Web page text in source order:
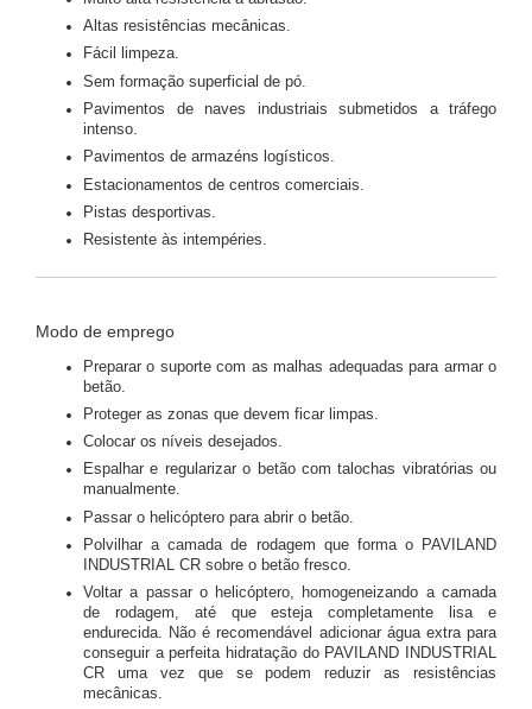
Altas resistências mecânicas.
Fácil limpeza.
Sem formação superficial de pó.
Pavimentos de naves industriais submetidos a tráfego
intenso.
Pavimentos de armazéns logísticos.
Estacionamentos de centros comerciais.
Pistas desportivas.
Resistente às intempéries.
Modo de emprego
Preparar o suporte com as malhas adequadas para armar o
betão.
Proteger as zonas que devem ficar limpas.
Colocar os níveis desejados.
Espalhar e regularizar o betão com talochas vibratórias ou
manualmente.
Passar o helicóptero para abrir o betão.
Polvilhar a camada de rodagem que forma o PAVILAND
INDUSTRIAL CR sobre o betão fresco.
Voltar a passar o helicóptero, homogeneizando a camada
de rodagem, até que esteja completamente lisa e
endurecida. Não é recomendável adicionar água extra para
conseguir a perfeita hidratação do PAVILAND INDUSTRIAL
CR uma vez que se podem reduzir as resistências
mecânicas.